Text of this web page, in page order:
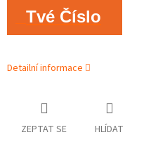
Tvé Číslo
Detailní informace
ZEPTAT SE HLÍDAT